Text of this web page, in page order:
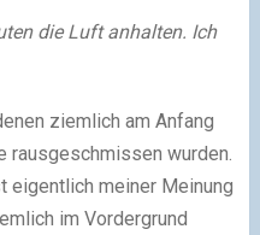
die Luft anhalten. Ich
ziemlich am Anfang
wurden.
eigentlich meiner Meinung
im Vordergrund